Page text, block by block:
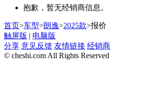
抱歉，暂无经销商信息。
首页>车型>朗逸>2025款>报价
触屏版 | 电脑版
分享 意见反馈 友情链接 经销商
© cheshi.com All Rights Reserved